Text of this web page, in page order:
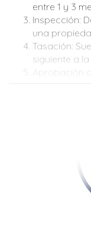
entre 1 y 3
Inspección:
una
Tasación:
siguiente a
Aprobación
programa el
dentro de
Estos tiempos
circunstancias
vendedor. Un
navegar por este